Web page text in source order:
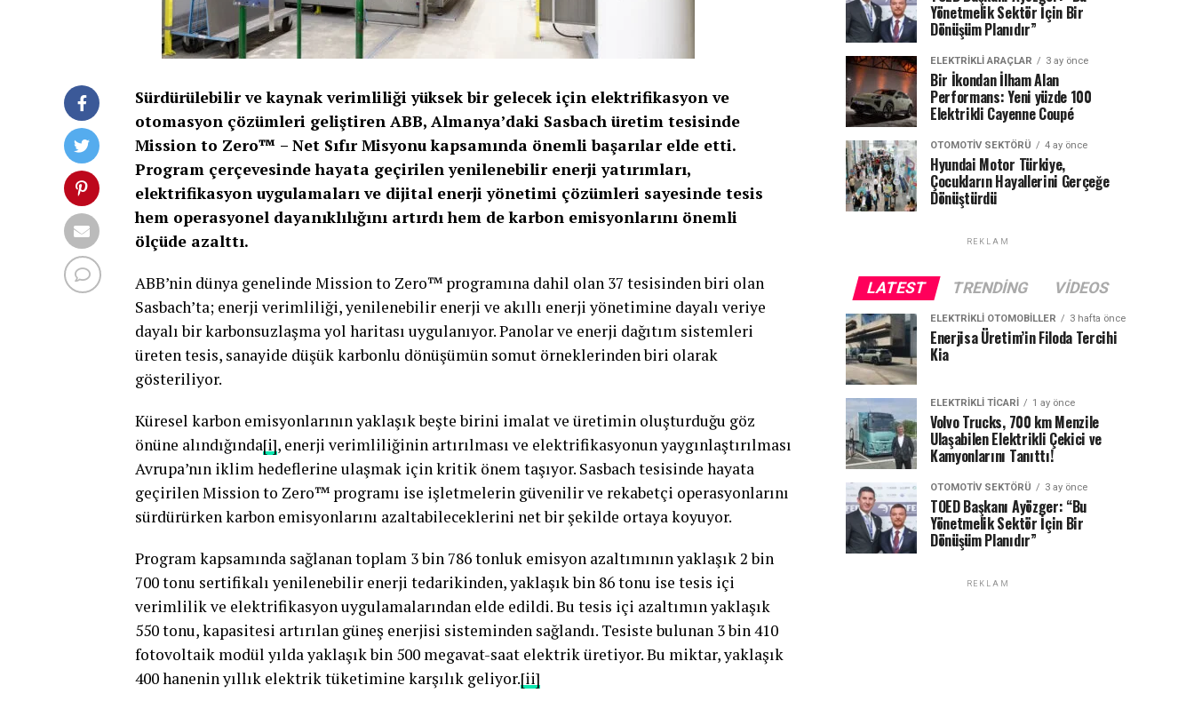
Sürdürülebilir ve kaynak verimliliği yüksek bir gelecek için elektrifikasyon ve
otomasyon çözümleri geliştiren ABB, Almanya’daki Sasbach üretim tesisinde
Mission to Zero™ – Net Sıfır Misyonu kapsamında önemli başarılar elde etti.
Program çerçevesinde hayata geçirilen yenilenebilir enerji yatırımları,
elektrifikasyon uygulamaları ve dijital enerji yönetimi çözümleri sayesinde tesis
hem operasyonel dayanıklılığını artırdı hem de karbon emisyonlarını önemli
ölçüde azalttı.
ABB’nin dünya genelinde Mission to Zero™ programına dahil olan 37 tesisinden biri olan
Sasbach’ta; enerji verimliliği, yenilenebilir enerji ve akıllı enerji yönetimine dayalı veriye
dayalı bir karbonsuzlaşma yol haritası uygulanıyor. Panolar ve enerji dağıtım sistemleri
üreten tesis, sanayide düşük karbonlu dönüşümün somut örneklerinden biri olarak
gösteriliyor.
Küresel karbon emisyonlarının yaklaşık beşte birini imalat ve üretimin oluşturduğu göz
önüne alındığında[i], enerji verimliliğinin artırılması ve elektrifikasyonun yaygınlaştırılması
Avrupa’nın iklim hedeflerine ulaşmak için kritik önem taşıyor. Sasbach tesisinde hayata
geçirilen Mission to Zero™ programı ise işletmelerin güvenilir ve rekabetçi operasyonlarını
sürdürürken karbon emisyonlarını azaltabileceklerini net bir şekilde ortaya koyuyor.
Program kapsamında sağlanan toplam 3 bin 786 tonluk emisyon azaltımının yaklaşık 2 bin
700 tonu sertifikalı yenilenebilir enerji tedarikinden, yaklaşık bin 86 tonu ise tesis içi
verimlilik ve elektrifikasyon uygulamalarından elde edildi. Bu tesis içi azaltımın yaklaşık
550 tonu, kapasitesi artırılan güneş enerjisi sisteminden sağlandı. Tesiste bulunan 3 bin 410
fotovoltaik modül yılda yaklaşık bin 500 megavat-saat elektrik üretiyor. Bu miktar, yaklaşık
400 hanenin yıllık elektrik tüketimine karşılık geliyor.[ii]
Yönetmelik Sektör İçin Bir
Dönüşüm Planıdır”
ELEKTRIKLI ARAÇLAR 3 ay önce
Bir İkondan İlham Alan
Performans: Yeni yüzde 100
Elektrikli Cayenne Coupé
OTOMOTIV SEKTÖRÜ 4 ay önce
Hyundai Motor Türkiye,
Çocukların Hayallerini Gerçeğe
Dönüştürdü
REKLAM
LATEST TRENDING VIDEOS
ELEKTRIKLI OTOMOBILLER 3 hafta önce
Enerjisa Üretim’in Filoda Tercihi
Kia
ELEKTRIKLI TICARI 1 ay önce
Volvo Trucks, 700 km Menzile
Ulaşabilen Elektrikli Çekici ve
Kamyonlarını Tanıttı!
OTOMOTIV SEKTÖRÜ 3 ay önce
TOED Başkanı Ayözger: “Bu
Yönetmelik Sektör İçin Bir
Dönüşüm Planıdır”
REKLAM